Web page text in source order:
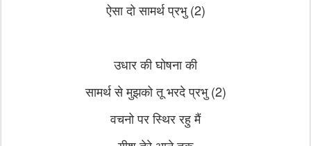
ऐसा दो सामर्थ प्रभु (2)
उधार की घोषना की
सामर्थ से मुझको तू भरदे प्रभु (2)
वचनो पर स्थिर रहु मैं